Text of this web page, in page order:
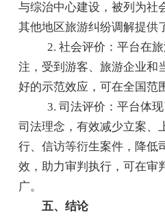
与综治中心建设，被列为社
其他地区旅游纠纷调解提供
2. 社会评价：平台在
注，受到游客、旅游企业和
好的示范效应，可在全国范
3. 司法评价：平台体
司法理念，有效减少立案、
行、信访等衍生案件，降低
效，助力审判执行，可在审
广。
五、结论